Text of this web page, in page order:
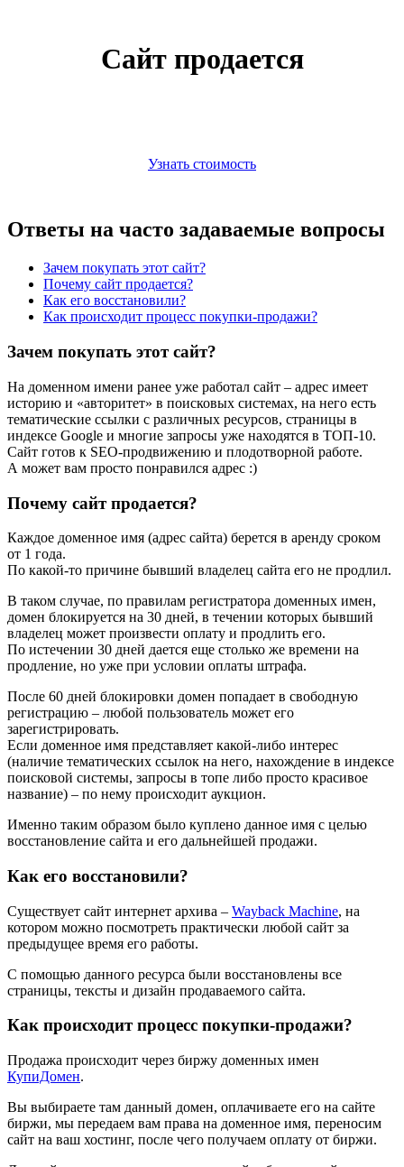
Сайт продается
Узнать стоимость
Ответы на часто задаваемые вопросы
Зачем покупать этот сайт?
Почему сайт продается?
Как его восстановили?
Как происходит процесс покупки-продажи?
Зачем покупать этот сайт?
На доменном имени ранее уже работал сайт – адрес имеет
историю и «авторитет» в поисковых системах, на него есть
тематические ссылки с различных ресурсов, страницы в
индексе Google и многие запросы уже находятся в ТОП-10.
Сайт готов к SEO-продвижению и плодотворной работе.
А может вам просто понравился адрес :)
Почему сайт продается?
Каждое доменное имя (адрес сайта) берется в аренду сроком
от 1 года.
По какой-то причине бывший владелец сайта его не продлил.
В таком случае, по правилам регистратора доменных имен,
домен блокируется на 30 дней, в течении которых бывший
владелец может произвести оплату и продлить его.
По истечении 30 дней дается еще столько же времени на
продление, но уже при условии оплаты штрафа.
После 60 дней блокировки домен попадает в свободную
регистрацию – любой пользователь может его
зарегистрировать.
Если доменное имя представляет какой-либо интерес
(наличие тематических ссылок на него, нахождение в индексе
поисковой системы, запросы в топе либо просто красивое
название) – по нему происходит аукцион.
Именно таким образом было куплено данное имя с целью
восстановление сайта и его дальнейшей продажи.
Как его восстановили?
Существует сайт интернет архива – Wayback Machine, на
котором можно посмотреть практически любой сайт за
предыдущее время его работы.
С помощью данного ресурса были восстановлены все
страницы, тексты и дизайн продаваемого сайта.
Как происходит процесс покупки-продажи?
Продажа происходит через биржу доменных имен
КупиДомен.
Вы выбираете там данный домен, оплачиваете его на сайте
биржи, мы передаем вам права на доменное имя, переносим
сайт на ваш хостинг, после чего получаем оплату от биржи.